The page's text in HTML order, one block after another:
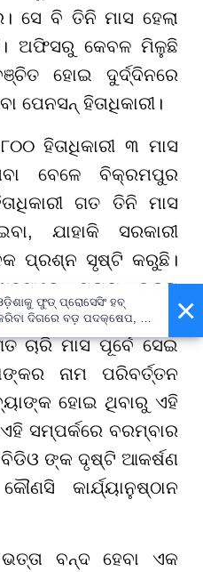
ସେ ବି ତିନି ମାସ ହେଲା
ଅଫିସରୁ କେବଳ ମିଳୁଛି
ହୋଇ ଦୁର୍ଦ୍ଦିନରେ
ପେନସନ୍ ହିତାଧିକାରୀ।
ହିତାଧିକାରୀ ୩ ମାସ
ବେଳେ ବିକ୍ରମପୁର
ଗତ ତିନି ମାସ
ଯାହାକି ସରକାରୀ
ପ୍ରଶ୍ନ ସୃଷ୍ଟି କରୁଛି।
ପ୍ରାୟ ଭତ୍ତା
ବ୍ୟାଙ୍କରୁ ଭତ୍ତା
ଚାରି ମାସ ପୂର୍ବେ ସେଇ
ନାମ ପରିବର୍ତ୍ତନ
ହୋଇ ଥିବାରୁ ଏହି
ସମ୍ପର୍କରେ ବରମ୍ବାର
ବିଡିଓ ଙ୍କ ଦୃଷ୍ଟି ଆକର୍ଷଣ
କାର୍ଯ୍ୟାନୁଷ୍ଠାନ
ବନ୍ଦ ହେବା ଏକ
×
ଫୁଡ୍ ପ୍ରୋସେସିଂ ହବ୍
ଦିଗରେ ବଡ଼ ପଦକ୍ଷେପ, ୪୨
ଅଧିକ ନିଯୁକ୍ତି ସୁଯୋଗ